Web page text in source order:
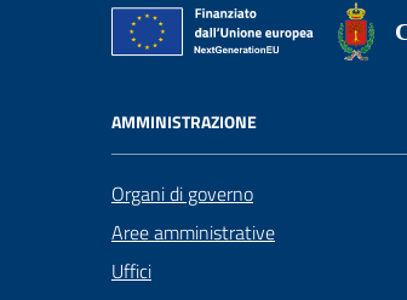
AMMINISTRAZIONE
Organi di governo
Aree amministrative
Uffici